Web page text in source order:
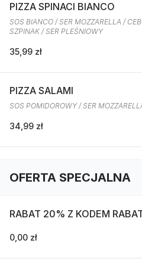
PIZZA SPINACI BIANCO
SOS BIANCO / SER MOZZARELLA /
SZPINAK / SER PLEŚNIOWY
35,99 zł
PIZZA SALAMI
SOS POMIDOROWY / SER
34,99 zł
OFERTA SPECJALNA
RABAT 20% Z KODEM
0,00 zł